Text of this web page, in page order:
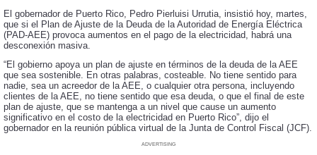
El gobernador de Puerto Rico, Pedro Pierluisi Urrutia, insistió hoy, martes,
que si el Plan de Ajuste de la Deuda de la Autoridad de Energía Eléctrica
(PAD-AEE) provoca aumentos en el pago de la electricidad, habrá una
desconexión masiva.
“El gobierno apoya un plan de ajuste en términos de la deuda de la AEE
que sea sostenible. En otras palabras, costeable. No tiene sentido para
nadie, sea un acreedor de la AEE, o cualquier otra persona, incluyendo
clientes de la AEE, no tiene sentido que esa deuda, o que el final de este
plan de ajuste, que se mantenga a un nivel que cause un aumento
significativo en el costo de la electricidad en Puerto Rico”, dijo el
gobernador en la reunión pública virtual de la Junta de Control Fiscal (JCF).
ADVERTISING